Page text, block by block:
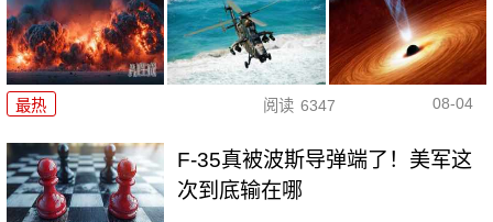
最热 阅读 6347 08-04
F-35真被波斯导弹端了！美军这
次到底输在哪